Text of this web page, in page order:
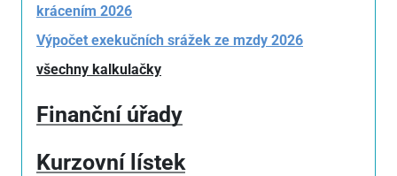
krácením 2026
Výpočet exekučních srážek ze mzdy 2026
všechny kalkulačky
Finanční úřady
Kurzovní lístek